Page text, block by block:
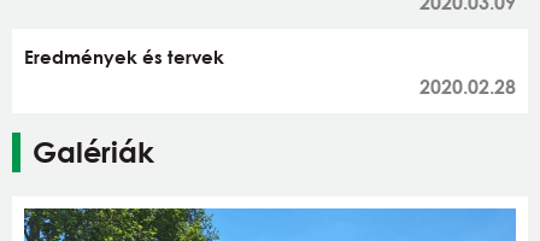
Eredmények és tervek
2020.02.28
Galériák